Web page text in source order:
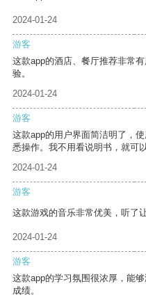
2024-01-24
游客
这款app的酒店、餐厅推荐非常
验。
2024-01-24
游客
这款app的用户界面简洁明了，
悉操作。我不用看说明书，就可
2024-01-24
游客
这款游戏的音乐非常优美，听了
2024-01-24
游客
这款app的学习氛围很浓厚，能
成绩。